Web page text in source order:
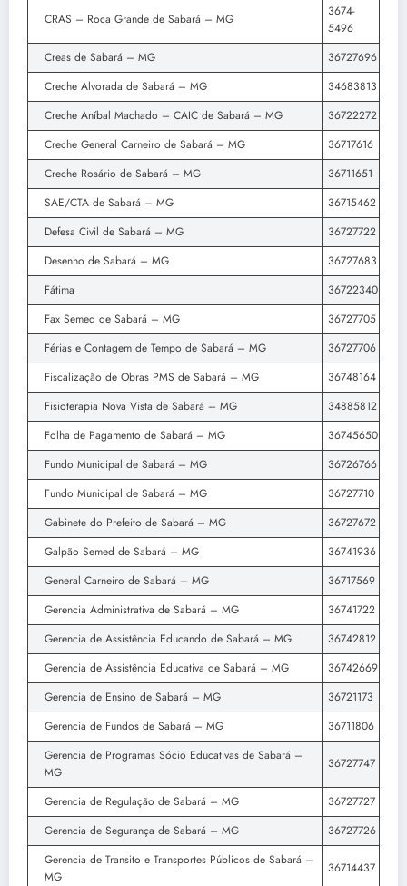
CRAS – Roca Grande de Sabará – MG
3674-
5496
Creas de Sabará – MG
36727696
Creche Alvorada de Sabará – MG
34683813
Creche Aníbal Machado – CAIC de Sabará – MG
36722272
Creche General Carneiro de Sabará – MG
36717616
Creche Rosário de Sabará – MG
36711651
SAE/CTA de Sabará – MG
36715462
Defesa Civil de Sabará – MG
36727722
Desenho de Sabará – MG
36727683
Fátima
36722340
Fax Semed de Sabará – MG
36727705
Férias e Contagem de Tempo de Sabará – MG
36727706
Fiscalização de Obras PMS de Sabará – MG
36748164
Fisioterapia Nova Vista de Sabará – MG
34885812
Folha de Pagamento de Sabará – MG
36745650
Fundo Municipal de Sabará – MG
36726766
Fundo Municipal de Sabará – MG
36727710
Gabinete do Prefeito de Sabará – MG
36727672
Galpão Semed de Sabará – MG
36741936
General Carneiro de Sabará – MG
36717569
Gerencia Administrativa de Sabará – MG
36741722
Gerencia de Assistência Educando de Sabará – MG
36742812
Gerencia de Assistência Educativa de Sabará – MG
36742669
Gerencia de Ensino de Sabará – MG
36721173
Gerencia de Fundos de Sabará – MG
36711806
Gerencia de Programas Sócio Educativas de Sabará –
MG
36727747
Gerencia de Regulação de Sabará – MG
36727727
Gerencia de Segurança de Sabará – MG
36727726
Gerencia de Transito e Transportes Públicos de Sabará –
MG
36714437